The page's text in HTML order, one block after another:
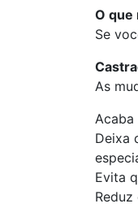
O que
Se
As
Acaba
Deixa
Evita